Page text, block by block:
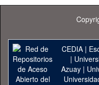
CEDIA|
|
Azuay|